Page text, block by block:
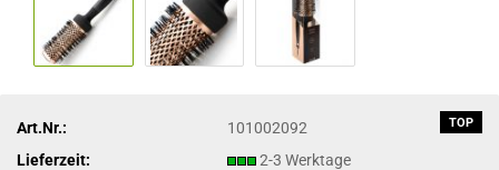
TOP
Art.Nr.:
101002092
Lieferzeit:
2-3 Werktage